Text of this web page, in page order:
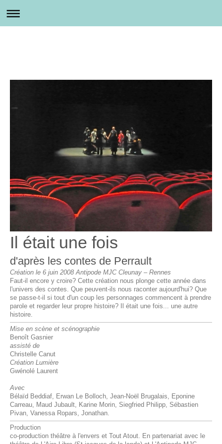
Il était une fois
d'après les contes de Perrault
Création le 6 juin 2008 Antipode MJC Cleunay – Rennes
Faut-il encore y croire? Cette création nous plonge cette année dans
l'univers des contes. Que peuvent-ils nous raconter aujourd'hui? Que
se passe-t-il si tout d'un coup les personnages commencent à prendre
parole et regarder leur propre histoire? Il était une fois... une autre
histoire.
Mise en scène et scénographie
Benoît Gasnier
assisté de
Christelle Canut
Création Lumière
Gwénolé Laurent
Avec
Bélaïd Beddiaf, Erwan Le Bolloch, Jean-Noël Brugalais, Eponine
Carreau, Maud Jubault, Karine Morin, Siegfried Philipp, Sébastien
Pivan, Vanessa Ropars, Jonathan.
Production
co-production théâtre à l'envers et Tout Atout. En partenariat avec le